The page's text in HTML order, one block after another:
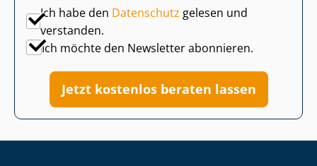
Ich habe den Datenschutz gelesen und
verstanden.
Ich möchte den Newsletter abonnieren.
Jetzt kostenlos beraten lassen